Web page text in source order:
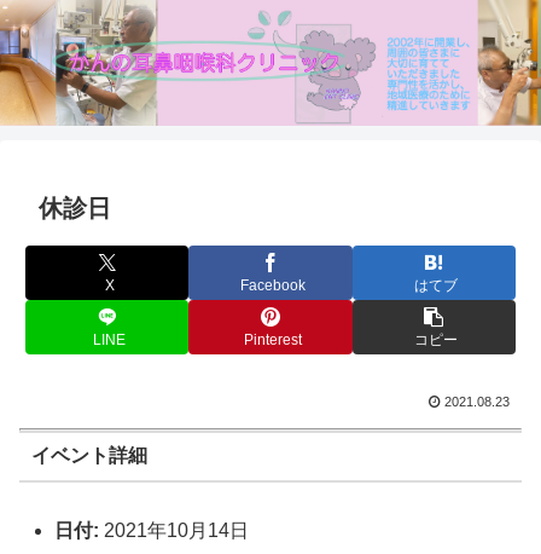
休診日
X Facebook はてブ
LINE Pinterest コピー
2021.08.23
イベント詳細
日付: 2021年10月14日